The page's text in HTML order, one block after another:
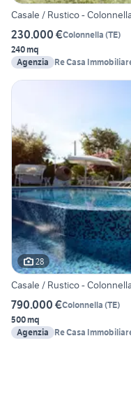
Casale / Rustico -
230.000 €Colonnella (TE)
240 mq
Agenzia
Re Casa
28
Casale / Rustico -
790.000 €Colonnella (TE)
500 mq
Agenzia
Re Casa